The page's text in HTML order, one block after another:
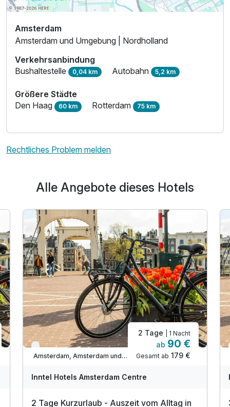
Amsterdam
Amsterdam und Umgebung | Nordholland
Verkehrsanbindung
Bushaltestelle 0,04 km Autobahn 5,2 km
Größere Städte
Den Haag 60 km Rotterdam 75 km
Rechtliches Problem melden
Alle Angebote dieses Hotels
Verfügbar bis Dezember
Amsterdam, Amsterdam und Umgebung
2 Tage | 1 Nacht
ab 90 €
Gesamt ab 179 €
Inntel Hotels Amsterdam Centre
2 Tage Kurzurlaub - Auszeit vom Alltag in